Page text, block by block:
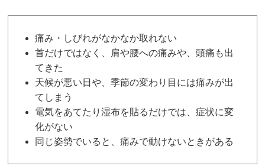
痛み・しびれがなかなか取れない
首だけではなく、肩や腰への痛みや、頭痛も出
てきた
天候が悪い日や、季節の変わり目には痛みが出
てしまう
電気をあてたり湿布を貼るだけでは、症状に変
化がない
同じ姿勢でいると、痛みで動けないときがある